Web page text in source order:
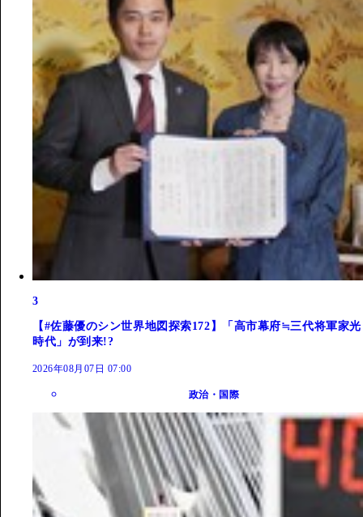
3
【#佐藤優のシン世界地図探索172】「高市幕府≒三代将軍家光
時代」が到来!?
2026年08月07日 07:00
政治・国際